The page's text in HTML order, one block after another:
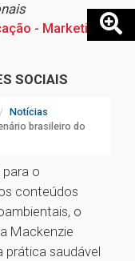
- Marketing
SOCIAIS
Notícias
brasileiro do
o
conteúdos
o
Mackenzie
prática saudável